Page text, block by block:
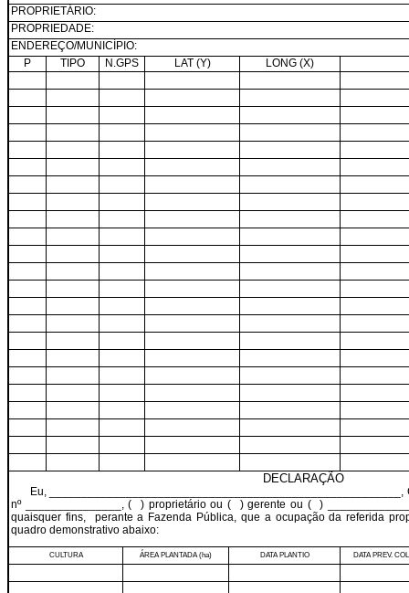
PROPRIETÁRIO:
PROPRIEDADE:
ENDEREÇO/MUNICÍPIO:
P
TIPO N.GPS LAT (Y) LONG (X)
DECLARAÇÃO
Eu, _______________________________________________________,
nº _______________,( )proprietário ou ( ) gerente ou (
)
quaisquer fins,
perante a Fazenda Pública, que a ocupação da referida
quadro demonstrativo abaixo:
CULTURA ÁREA PLANTADA (ha) DATA PLANTIO DATA PREV.